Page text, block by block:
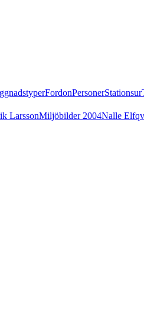
FordonPersonerStationsur
LarssonMiljöbilder 2004Nalle